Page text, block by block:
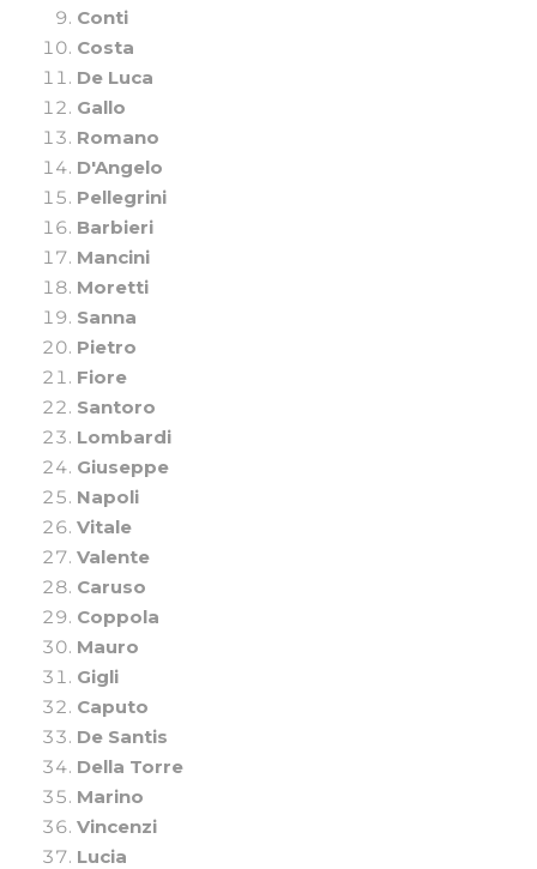
Conti
Costa
De Luca
Gallo
Romano
D'Angelo
Pellegrini
Barbieri
Mancini
Moretti
Sanna
Pietro
Fiore
Santoro
Lombardi
Giuseppe
Napoli
Vitale
Valente
Caruso
Coppola
Mauro
Gigli
Caputo
De Santis
Della Torre
Marino
Vincenzi
Lucia